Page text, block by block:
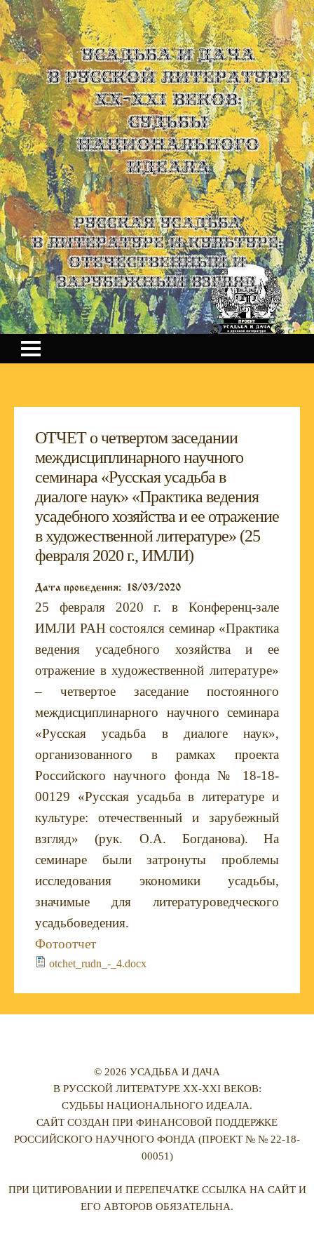
УСАДЬБА И ДАЧА
В РУССКОЙ ЛИТЕРАТУРЕ
XX-XXI ВЕКОВ:
СУДЬБЫ
НАЦИОНАЛЬНОГО
ИДЕАЛА
Русская усадьба
в литературе и культуре:
отечественный и
зарубежный взгляд
ОТЧЕТ о четвертом заседании
междисциплинарного научного
семинара «Русская усадьба в
диалоге наук» «Практика ведения
усадебного хозяйства и ее отражение
в художественной литературе» (25
февраля 2020 г., ИМЛИ)
Дата проведения: 18/03/2020
25 февраля 2020 г. в Конференц-зале
ИМЛИ РАН состоялся семинар «Практика
ведения усадебного хозяйства и ее
отражение в художественной литературе»
– четвертое заседание постоянного
междисциплинарного научного семинара
«Русская усадьба в диалоге наук»,
организованного в рамках проекта
Российского научного фонда № 18-18-
00129 «Русская усадьба в литературе и
культуре: отечественный и зарубежный
взгляд» (рук. О.А. Богданова).
На
семинаре были затронуты проблемы
исследования экономики усадьбы,
значимые для литературоведческого
усадьбоведения.
Фотоотчет
otchet_rudn_-_4.docx
© 2026 УСАДЬБА И ДАЧА
В РУССКОЙ ЛИТЕРАТУРЕ XX-XXI ВЕКОВ:
СУДЬБЫ НАЦИОНАЛЬНОГО ИДЕАЛА.
САЙТ СОЗДАН ПРИ ФИНАНСОВОЙ ПОДДЕРЖКЕ
РОССИЙСКОГО НАУЧНОГО ФОНДА (ПРОЕКТ № № 22-18-
00051)
ПРИ ЦИТИРОВАНИИ И ПЕРЕПЕЧАТКЕ ССЫЛКА НА САЙТ И
ЕГО АВТОРОВ ОБЯЗАТЕЛЬНА.